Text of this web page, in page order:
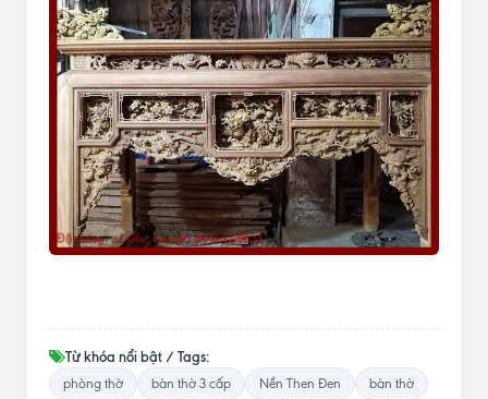
Từ khóa nổi bật / Tags:
phòng thờ bàn thờ 3 cấp Nền Then Đen bàn thờ